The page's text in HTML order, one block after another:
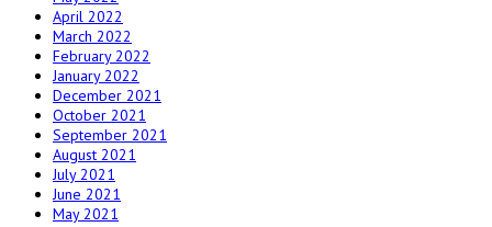
April 2022
March 2022
February 2022
January 2022
December 2021
October 2021
September 2021
August 2021
July 2021
June 2021
May 2021